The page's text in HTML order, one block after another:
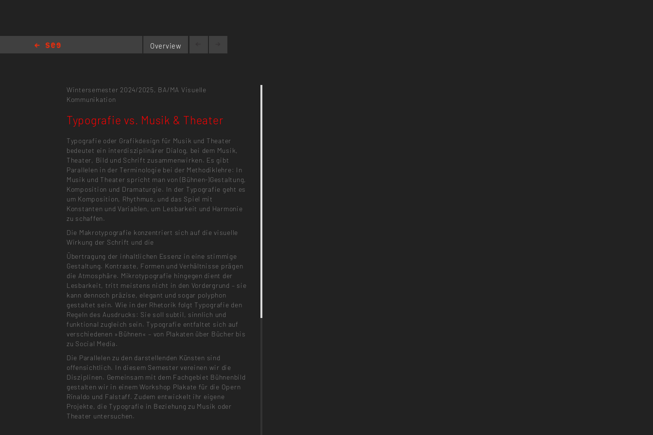
Overview
Wintersemester 2024/2025, BA/MA Visuelle
Kommunikation
Typografie vs. Musik & Theater
Typografie oder Grafikdesign für Musik und Theater
bedeutet ein interdisziplinärer Dialog, bei dem Musik,
Theater, Bild und Schrift zusammenwirken. Es gibt
Parallelen in der Terminologie bei der Methodiklehre: In
Musik und Theater spricht man von (Bühnen-)Gestaltung,
Komposition und Dramaturgie. In der Typografie geht es
um Komposition, Rhythmus, und das Spiel mit
Konstanten und Variablen, um Lesbarkeit und Harmonie
zu schaffen.
Die Makrotypografie konzentriert sich auf die visuelle
Wirkung der Schrift und die
Übertragung der inhaltlichen Essenz in eine stimmige
Gestaltung. Kontraste, Formen und Verhältnisse prägen
die Atmosphäre. Mikrotypografie hingegen dient der
Lesbarkeit, tritt meistens nicht in den Vordergrund – sie
kann dennoch präzise, elegant und sogar polyphon
gestaltet sein. Wie in der Rhetorik folgt Typografie den
Regeln des Ausdrucks: Sie soll subtil, sinnlich und
funktional zugleich sein. Typografie entfaltet sich auf
verschiedenen »Bühnen« – von Plakaten über Bücher bis
zu Social Media.
Die Parallelen zu den darstellenden Künsten sind
offensichtlich. In diesem Semester vereinen wir die
Disziplinen. Gemeinsam mit dem Fachgebiet Bühnenbild
gestalten wir in einem Workshop Plakate für die Opern
Rinaldo und Falstaff. Zudem entwickelt ihr eigene
Projekte, die Typografie in Beziehung zu Musik oder
Theater untersuchen.